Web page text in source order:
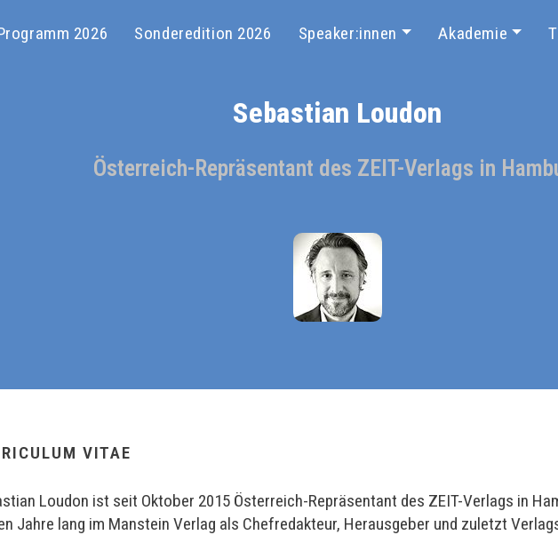
2026 Sonderedition 2026 Speaker:innen Akademie
Sebastian Loudon
Österreich-Repräsentant des ZEIT-Verlags in
VITAE
Loudon ist seit Oktober 2015 Österreich-Repräsentant des ZEIT-Verlags in
Jahre lang im Manstein Verlag als Chefredakteur, Herausgeber und zuletzt